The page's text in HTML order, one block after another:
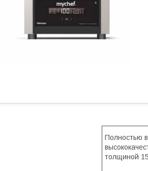
Полностью
толщиной